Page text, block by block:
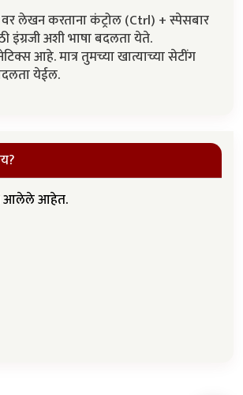
लेखन करताना कंट्रोल (Ctrl) + स्पेसबार
इंग्रजी अशी भाषा बदलता येते.
आहे. मात्र तुमच्या खात्याच्या सेटींग
येईल.
आलेले आहेत.